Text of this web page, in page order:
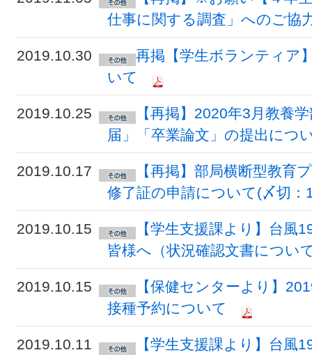
仕事に関する調査」へのご協
2019.10.30
再掲【学生ボランティア
いて
2019.10.25
【再掲】2020年3月教養
届」「卒業論文」の提出につ
2019.10.17
【再掲】部局横断型教育
修了証の申請について(〆切：
2019.10.15
【学生支援課より】台風
皆様へ（状況確認文書につい
2019.10.15
【保健センターより】
接種予約について
2019.10.11
【学生支援課より】台風